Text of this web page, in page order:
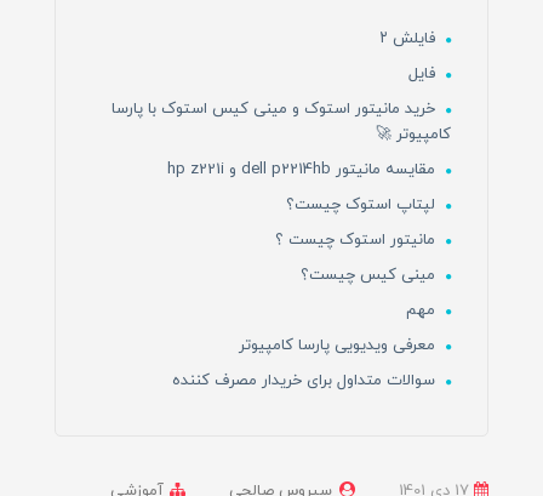
فایلش ۲
فایل
خرید مانیتور استوک و مینی کیس استوک با پارسا
کامپیوتر 🚀
مقایسه مانیتور dell p2214hb و hp z221i
لپتاپ استوک چیست؟
مانیتور استوک چیست ؟
مینی کیس چیست؟
مهم
معرفی ویدیویی پارسا کامپیوتر
سوالات متداول برای خریدار مصرف کننده